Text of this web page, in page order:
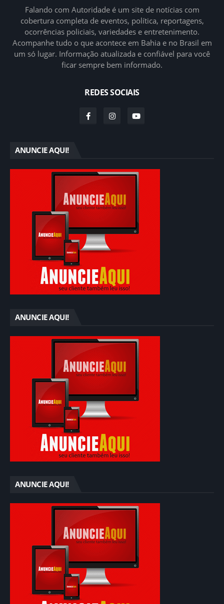
Falando com Autoridade é um site de notícias com
cobertura completa de eventos, política, reportagens,
ocorrências policiais, variedades e entretenimento.
Acompanhe tudo o que acontece em Bahia e no Brasil em
um só lugar. Informação atualizada e confiável para você
ficar sempre bem informado.
REDES SOCIAIS
ANUNCIE AQUI!
ANUNCIE AQUI!
ANUNCIE AQUI!